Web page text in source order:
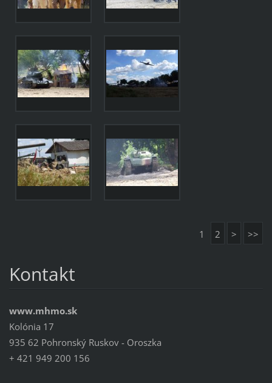
1 2 > >>
Kontakt
www.mhmo.sk
Kolónia 17
935 62 Pohronský Ruskov - Oroszka
+ 421 949 200 156